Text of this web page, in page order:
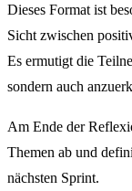
Dieses Format ist
Sicht zwischen
Es ermutigt die
sondern auch
Am Ende der
Themen ab und
nächsten Sprint.